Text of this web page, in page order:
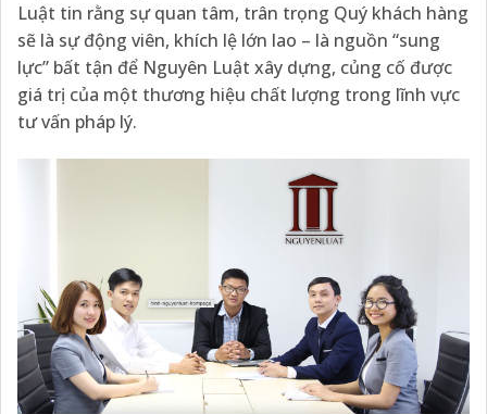
Luật tin rằng sự quan tâm, trân trọng Quý khách hàng
sẽ là sự động viên, khích lệ lớn lao – là nguồn “sung
lực” bất tận để Nguyên Luật xây dựng, củng cố được
giá trị của một thương hiệu chất lượng trong lĩnh vực
tư vấn pháp lý.